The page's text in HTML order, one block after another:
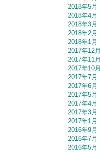
2018年5月
2018年4月
2018年3月
2018年2月
2018年1月
2017年12月
2017年11月
2017年10月
2017年7月
2017年6月
2017年5月
2017年4月
2017年3月
2017年1月
2016年9月
2016年7月
2016年5月